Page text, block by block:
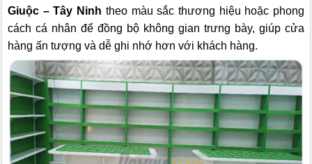
Giuộc – Tây Ninh theo màu sắc thương hiệu hoặc phong
cách cá nhân để đồng bộ không gian trưng bày, giúp cửa
hàng ấn tượng và dễ ghi nhớ hơn với khách hàng.